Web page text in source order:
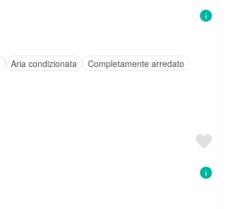
Aria condizionata Completamente arredato